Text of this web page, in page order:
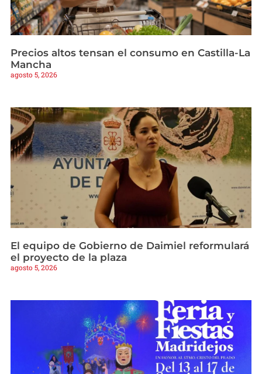
Precios altos tensan el consumo en Castilla-La
Mancha
agosto 5, 2026
El equipo de Gobierno de Daimiel reformulará
el proyecto de la plaza
agosto 5, 2026